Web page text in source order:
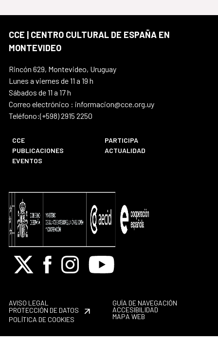
CCE | CENTRO CULTURAL DE ESPAÑA EN
MONTEVIDEO
Rincón 629, Montevideo, Uruguay
Lunes a viernes de 11 a 19 h
Sábados de 11 a 17 h
Correo electrónico : informacion@cce.org.uy
Teléfono:(+598) 2915 2250
CCE
PARTICIPA
PUBLICACIONES
ACTUALIDAD
EVENTOS
X FacebookInstagramYoutube
AVISO LEGAL
PROTECCIÓN DE DATOS
POLÍTICA DE COOKIES
GUÍA DE NAVEGACIÓN
ACCESIBILIDAD
MAPA WEB